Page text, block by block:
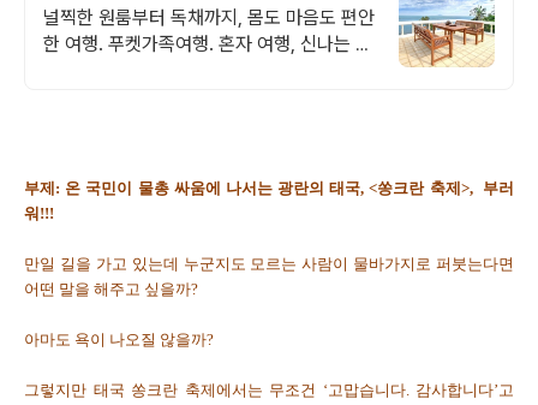
아보기
널찍한 원룸부터 독채까지, 몸도 마음도 편안
한 여행. 푸켓가족여행. 혼자 여행, 신나는 파
부제: 온 국민이 물총 싸움에 나서는 광란의 태국, <쏭크란 축제>, 부러
워!!!
만일 길을 가고 있는데 누군지도 모르는 사람이 물바가지로 퍼붓는다면
어떤 말을 해주고 싶을까?
아마도 욕이 나오질 않을까?
그렇지만 태국 쏭크란 축제에서는 무조건 ‘고맙습니다. 감사합니다’고